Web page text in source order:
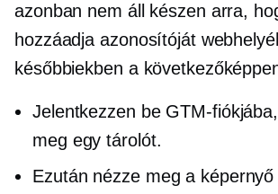
azonban nem áll készen arra,
hozzáadja azonosítóját
későbbiekben a
Jelentkezzen be GTM-
meg egy tárolót.
Ezután nézze meg a